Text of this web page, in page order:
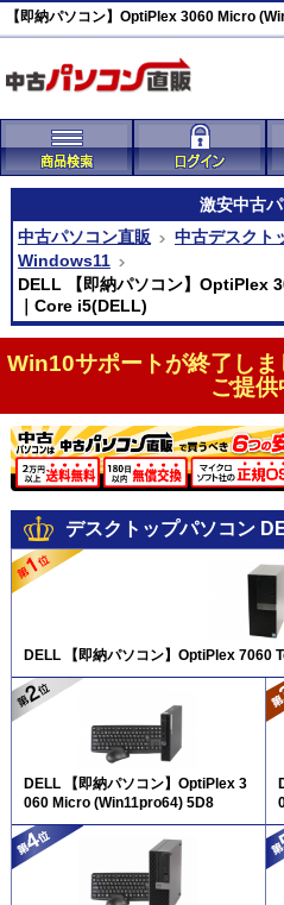
【即納パソコン】OptiPlex 3060 Micro
激安中古
中古パソコン直販
中古デスクト
Windows11
DELL 【即納パソコン】OptiPlex
｜Core i5(DELL)
Win10サポートが終了し
ご提供
デスクトップパソコン
DELL 【即納パソコン】OptiPlex 7060
DELL 【即納パソコン】OptiPlex 3
060 Micro (Win11pro64) 5D8